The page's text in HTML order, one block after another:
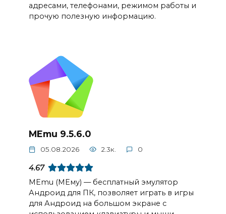
адресами, телефонами, режимом работы и
прочую полезную информацию.
MEmu 9.5.6.0
05.08.2026 2.3к. 0
4.67
MEmu (МЕму) — бесплатный эмулятор
Андроид для ПК, позволяет играть в игры
для Андроид на большом экране с